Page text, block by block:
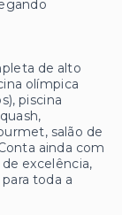
de alto
olímpica
piscina
salão de
ainda com
excelência,
toda a